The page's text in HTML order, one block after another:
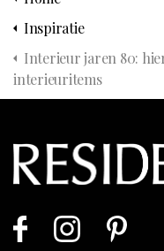
Inspiratie
Interieur jaren 80:
interieuritems